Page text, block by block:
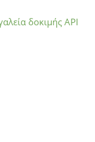
δοκιμής API